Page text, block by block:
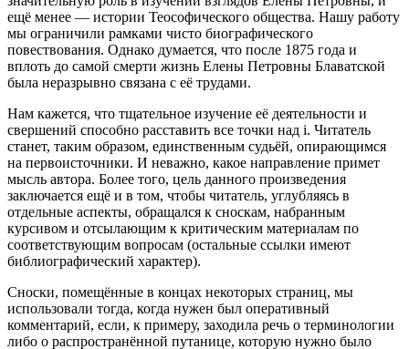
ещё менее — истории Теософического общества. Нашу работу
мы ограничили рамками чисто биографического
повествования. Однако думается, что после 1875 года и
вплоть до самой смерти жизнь Елены Петровны Блаватской
была неразрывно связана с её трудами.
Нам кажется, что тщательное изучение её деятельности и
свершений способно расставить все точки над i. Читатель
станет, таким образом, единственным судьёй, опирающимся
на первоисточники. И неважно, какое направление примет
мысль автора. Более того, цель данного произведения
заключается ещё и в том, чтобы читатель, углубляясь в
отдельные аспекты, обращался к сноскам, набранным
курсивом и отсылающим к критическим материалам по
соответствующим вопросам (остальные ссылки имеют
библиографический характер).
Сноски, помещённые в концах некоторых страниц, мы
использовали тогда, когда нужен был оперативный
комментарий, если, к примеру, заходила речь о терминологии
либо о распространённой путанице, которую нужно было